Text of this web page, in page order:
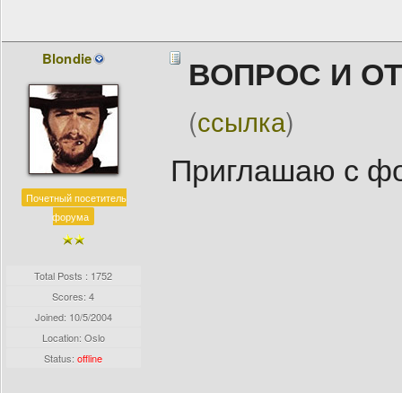
Blondie
Почетный посетитель
форума
Total Posts : 1752
Scores: 4
Joined: 10/5/2004
Location: Oslo
Status:offline
ВОПРОС И
(ссылка)
Приглашаю с